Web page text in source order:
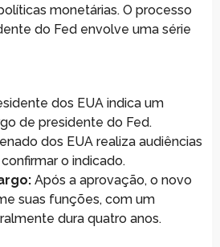
monetárias. O processo
do Fed envolve uma série
dos EUA indica um
de presidente do Fed.
dos EUA realiza audiências
o indicado.
Após a aprovação, o novo
suas funções, com um
dura quatro anos.